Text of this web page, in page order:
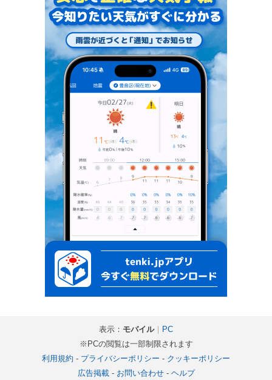
表示： モバイル｜ PC
※PCの閲覧は一部制限されます
利用規約 - プライバシーポリシー - クッキーポリシー
広告掲載- お問い合わせ- ヘルプ